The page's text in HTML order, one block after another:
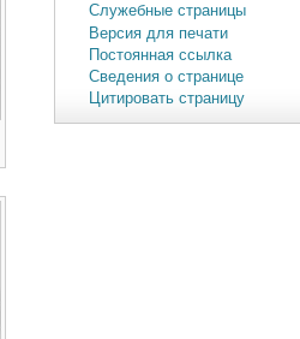
Служебные страницы
Версия для печати
Постоянная ссылка
Сведения о странице
Цитировать страницу